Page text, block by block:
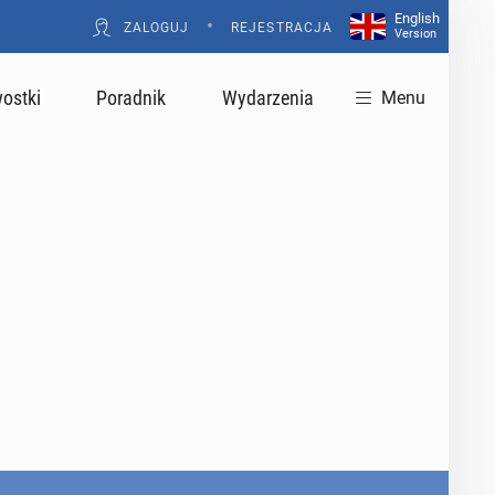
ZALOGUJ • REJESTRACJA
English
Version
Poradnik Wydarzenia Menu